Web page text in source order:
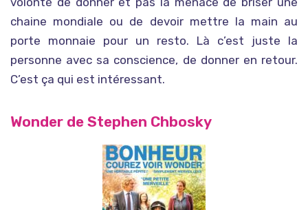
chaine mondiale ou de devoir mettre la main au
porte monnaie pour un resto. Là c’est juste la
personne avec sa conscience, de donner en retour.
C’est ça qui est intéressant.
Wonder de Stephen Chbosky